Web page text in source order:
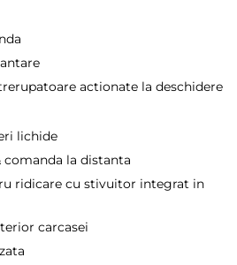
actionate la deschidere
lichide
la distanta
ridicare cu stivuitor integrat in
carcasei